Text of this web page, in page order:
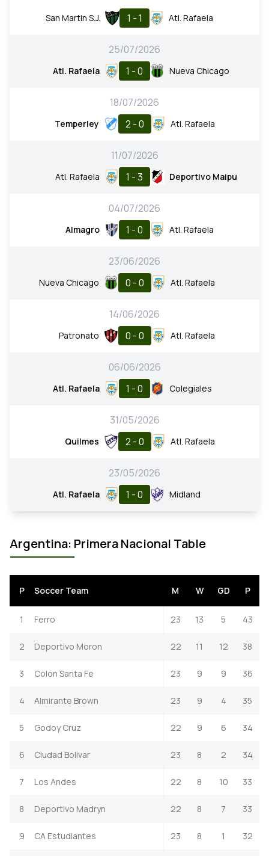
San Martin S.J. 1 - 1 Atl. Rafaela
25/07/2026
Atl. Rafaela 1 - 0 Nueva Chicago
18/07/2026
Temperley 2 - 0 Atl. Rafaela
11/07/2026
Atl. Rafaela 1 - 3 Deportivo Maipu
04/07/2026
Almagro 1 - 0 Atl. Rafaela
23/06/2026
Nueva Chicago 0 - 0 Atl. Rafaela
14/06/2026
Patronato 0 - 0 Atl. Rafaela
06/06/2026
Atl. Rafaela 1 - 0 Colegiales
31/05/2026
Quilmes 2 - 0 Atl. Rafaela
23/05/2026
Atl. Rafaela 1 - 0 Midland
Argentina: Primera Nacional Table
P Soccer Team M W GD P
1 Ferro 23 13 5 43
2 Deportivo Moron 22 11 12 38
3 Colon Santa Fe 23 9 9 36
4 Almirante Brown 23 9 4 35
5 Godoy Cruz 22 9 6 34
6 Ciudad Bolivar 23 8 2 34
7 Los Andes 22 8 10 33
8 Deportivo Madryn 22 8 7 33
9 CA Estudiantes 23 8 1 32